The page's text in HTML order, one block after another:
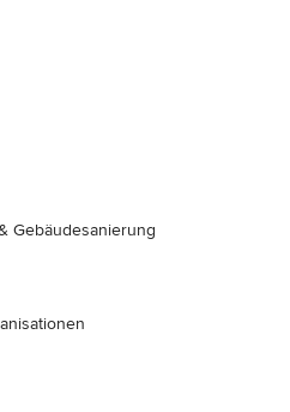
Gebäudesanierung